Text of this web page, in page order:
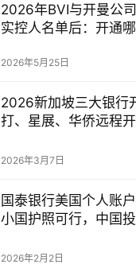
2026年BVI与开曼公
实控人名单后：开通
产隐私？
2026年5月25日
2026新加坡三大银行
打、星展、华侨远程开
2026年3月7日
国泰银行美国个人账户
小国护照可行，中国
2026年2月2日